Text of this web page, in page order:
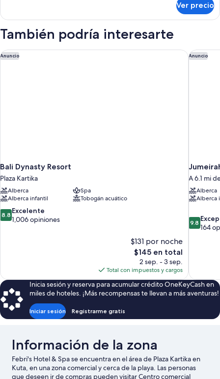
King
size
superior,
cama
size
Ver precio
También podría interesarte
Anuncio
Bali Dynasty Resort
Plaza Kartika
Alberca
Spa
Alberca infantil
Tobogán acuático
8.8
de
8.8 Excelente
1,006 opiniones
$131 por noche
El
precio
actual
es
de
$145
$145 en total
2 sep. - 3 sep.
Total con impuestos y cargos
Bali Dynasty Resort Anuncio
A 6.1 mi
Alberca
Alberca
9.8
de
9.8
164
Inicia sesión y reserva para acumular crédito OneKeyCash en
miles de hoteles. ¡Más recompensas te llevan a más aventuras!
Iniciar sesión Registrarme gratis
Información de la zona
Febri's Hotel & Spa se encuentra en el área de Plaza Kartika en
Kuta, en una zona comercial y cerca de la playa. Las personas
que deseen ir de compras pueden visitar Centro comercial